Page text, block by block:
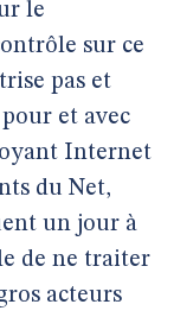
le
sur ce
pas et
et avec
Internet
du Net,
un jour à
de ne traiter
acteurs